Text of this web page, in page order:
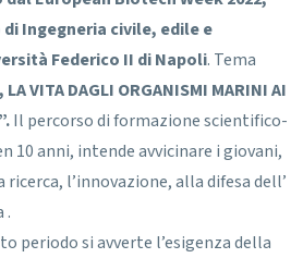
Ingegneria civile, edile e
Federico II di Napoli. Tema
LA VITA DAGLI ORGANISMI MARINI AI
Il percorso di formazione scientifico-
10 anni, intende avvicinare i giovani,
l’innovazione, alla difesa dell’
.
periodo si avverte l’esigenza della